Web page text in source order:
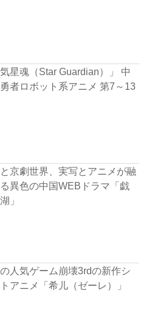
気星魂（Star Guardian）」 中
者ロボット系アニメ 第7～13
京劇世界、実写とアニメが融
異色の中国WEBドラマ「戯
」
人気ゲーム崩壊3rdの新作シ
アニメ「希儿（ゼーレ）」